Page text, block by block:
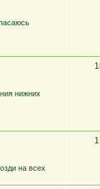
нижних
на всех